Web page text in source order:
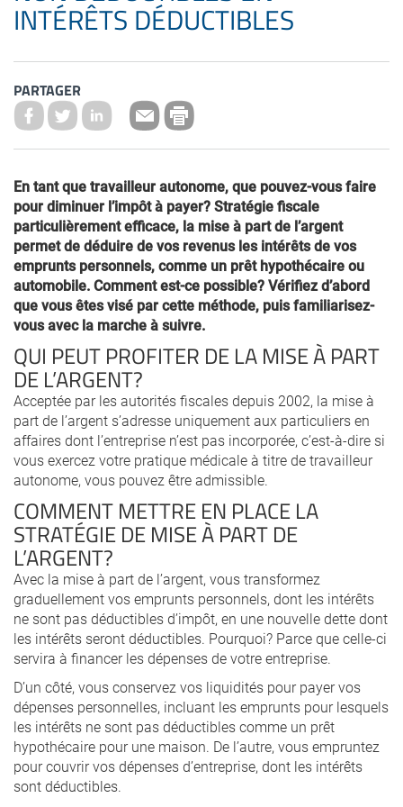
INTÉRÊTS DÉDUCTIBLES
PARTAGER
En tant que travailleur autonome, que pouvez-vous faire
pour diminuer l’impôt à payer? Stratégie fiscale
particulièrement efficace, la mise à part de l’argent
permet de déduire de vos revenus les intérêts de vos
emprunts personnels, comme un prêt hypothécaire ou
automobile. Comment est-ce possible? Vérifiez d’abord
que vous êtes visé par cette méthode, puis familiarisez-
vous avec la marche à suivre.
QUI PEUT PROFITER DE LA MISE À PART
DE L’ARGENT?
Acceptée par les autorités fiscales depuis 2002, la mise à
part de l’argent s’adresse uniquement aux particuliers en
affaires dont l’entreprise n’est pas incorporée, c’est-à-dire si
vous exercez votre pratique médicale à titre de travailleur
autonome, vous pouvez être admissible.
COMMENT METTRE EN PLACE LA
STRATÉGIE DE MISE À PART DE
L’ARGENT?
Avec la mise à part de l’argent, vous transformez
graduellement vos emprunts personnels, dont les intérêts
ne sont pas déductibles d’impôt, en une nouvelle dette dont
les intérêts seront déductibles. Pourquoi? Parce que celle-ci
servira à financer les dépenses de votre entreprise.
D’un côté, vous conservez vos liquidités pour payer vos
dépenses personnelles, incluant les emprunts pour lesquels
les intérêts ne sont pas déductibles comme un prêt
hypothécaire pour une maison. De l’autre, vous empruntez
pour couvrir vos dépenses d’entreprise, dont les intérêts
sont déductibles.